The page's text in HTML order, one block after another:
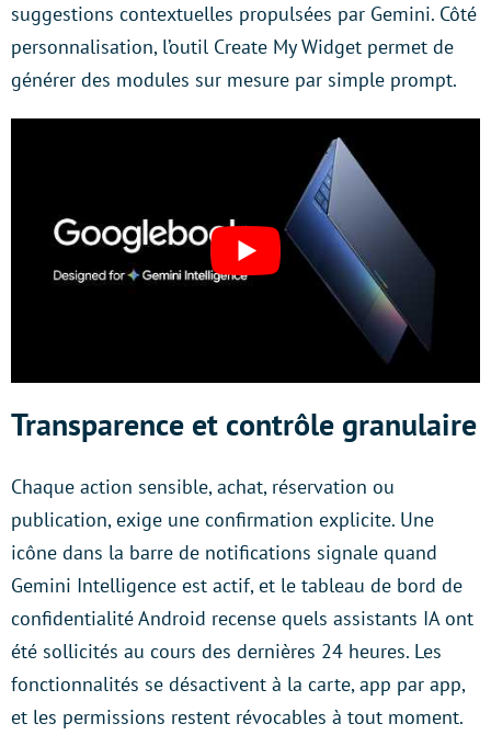
suggestions contextuelles propulsées par Gemini. Côté
personnalisation, l’outil Create My Widget permet de
générer des modules sur mesure par simple prompt.
Transparence et contrôle granulaire
Chaque action sensible, achat, réservation ou
publication, exige une confirmation explicite. Une
icône dans la barre de notifications signale quand
Gemini Intelligence est actif, et le tableau de bord de
confidentialité Android recense quels assistants IA ont
été sollicités au cours des dernières 24 heures. Les
fonctionnalités se désactivent à la carte, app par app,
et les permissions restent révocables à tout moment.